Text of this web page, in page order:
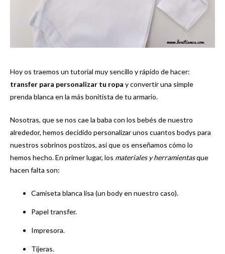
Hoy os traemos un tutorial muy sencillo y rápido de hacer:
transfer para personalizar tu ropa y convertir una simple
prenda blanca en la más bonitista de tu armario.
Nosotras, que se nos cae la baba con los bebés de nuestro
alrededor, hemos decidido personalizar unos cuantos bodys para
nuestros sobrinos postizos, así que os enseñamos cómo lo
hemos hecho. En primer lugar, los materiales y herramientasque
hacen falta son:
Camiseta blanca lisa (un body en nuestro caso).
Papel transfer.
Impresora.
Tijeras.